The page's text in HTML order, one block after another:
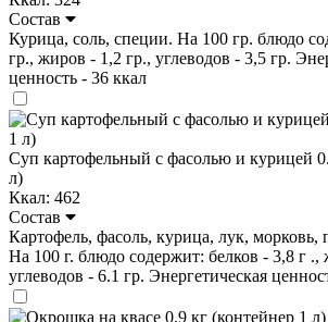
Состав
Курица, соль, специи. На 100 гр. блюдо
гр., жиров - 1,2 гр., углеводов - 3,5 гр.
ценность - 36 ккал
Суп картофельный с фасолью и курицей
л)
Ккал: 462
Состав
Картофель, фасоль, курица, лук, морковь,
На 100 г. блюдо содержит: белков - 3,8 г .,
углеводов - 6.1 гр. Энергетическая